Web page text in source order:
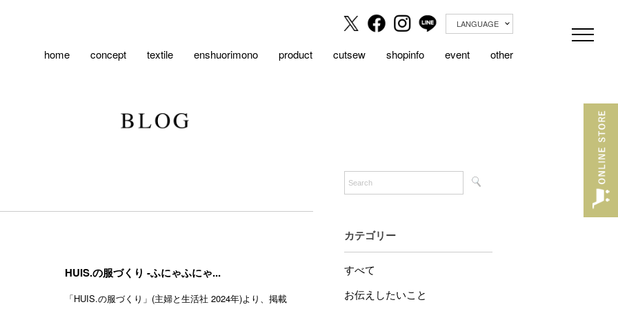
LANGUAGE
home concept textile enshuorimono product cutsew shopinfo event other
HUIS.の服づくり -ふにゃふにゃ...
「HUIS.の服づくり」(主婦と生活社 2024年)より、掲載
カテゴリー
すべて
お伝えしたいこと